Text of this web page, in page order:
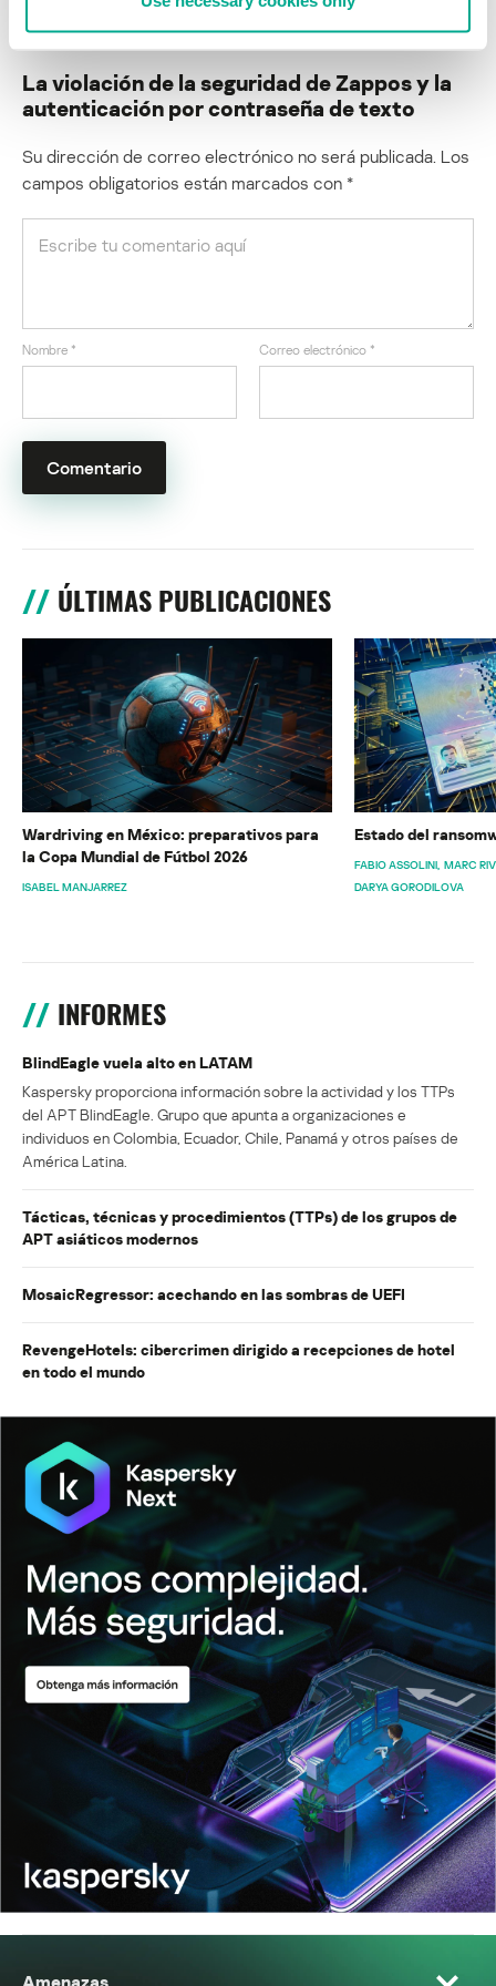
generalizado de contraseñas de texto simple.
La violación de la seguridad de Zappos y la
autenticación por contraseña de texto
Su dirección de correo electrónico no será publicada. Los
campos obligatorios están marcados con *
Nombre * Correo electrónico *
ÚLTIMAS PUBLICACIONES
Wardriving en México: preparativos para
la Copa Mundial de Fútbol 2026
ISABEL MANJARREZ
Estado del
FABIO ASSOLINI MARC
DARYA GORODILOVA
INFORMES
BlindEagle vuela alto en LATAM
Kaspersky proporciona información sobre la actividad y los TTPs
del APT BlindEagle. Grupo que apunta a organizaciones e
individuos en Colombia, Ecuador, Chile, Panamá y otros países de
América Latina.
Tácticas, técnicas y procedimientos (TTPs) de los grupos de
APT asiáticos modernos
MosaicRegressor: acechando en las sombras de UEFI
RevengeHotels: cibercrimen dirigido a recepciones de hotel
en todo el mundo